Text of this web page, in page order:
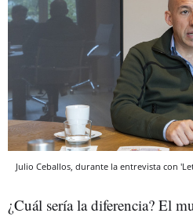
Julio Ceballos, durante la entrevista con
¿Cuál sería la diferencia? El